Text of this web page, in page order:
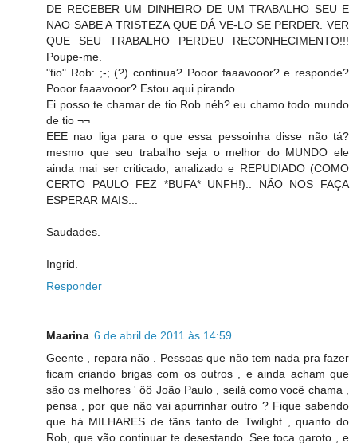
DE RECEBER UM DINHEIRO DE UM TRABALHO SEU E
NAO SABE A TRISTEZA QUE DÁ VE-LO SE PERDER. VER
QUE SEU TRABALHO PERDEU RECONHECIMENTO!!!
Poupe-me.
"tio" Rob: ;-; (?) continua? Pooor faaavooor? e responde?
Pooor faaavooor? Estou aqui pirando...
Ei posso te chamar de tio Rob néh? eu chamo todo mundo
de tio ¬¬
EEE nao liga para o que essa pessoinha disse não tá?
mesmo que seu trabalho seja o melhor do MUNDO ele
ainda mai ser criticado, analizado e REPUDIADO (COMO
CERTO PAULO FEZ *BUFA* UNFH!).. NÃO NOS FAÇA
ESPERAR MAIS...
Saudades.
Ingrid.
Responder
Maarina 6 de abril de 2011 às 14:59
Geente , repara não . Pessoas que não tem nada pra fazer
ficam criando brigas com os outros , e ainda acham que
são os melhores ' ôô João Paulo , seilá como você chama ,
pensa , por que não vai apurrinhar outro ? Fique sabendo
que há MILHARES de fãns tanto de Twilight , quanto do
Rob, que vão continuar te desestando .See toca garoto , e